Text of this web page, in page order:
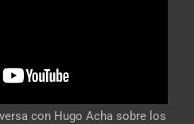
con Hugo Acha sobre los